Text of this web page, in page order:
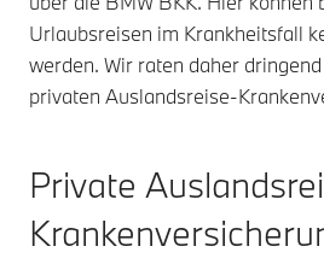
Urlaubsreisen im Krankheitsfall
werden. Wir raten daher
privaten Auslandsreise-
Private